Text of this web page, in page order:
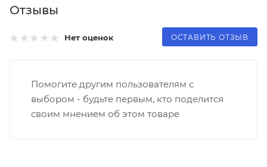
Отзывы
Нет оценок ОСТАВИТЬ ОТЗЫВ
Помогите другим пользователям с
выбором - будьте первым, кто поделится
своим мнением об этом товаре